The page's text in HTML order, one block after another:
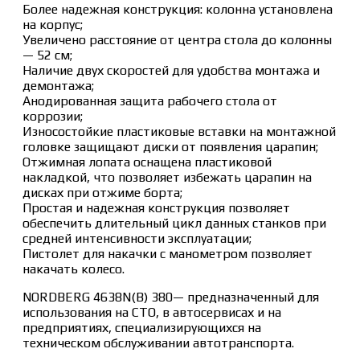
Более надежная конструкция: колонна установлена
на корпус;
Увеличено расстояние от центра стола до колонны
— 52 см;
Наличие двух скоростей для удобства монтажа и
демонтажа;
Анодированная защита рабочего стола от
коррозии;
Износостойкие пластиковые вставки на монтажной
головке защищают диски от появления царапин;
Отжимная лопата оснащена пластиковой
накладкой, что позволяет избежать царапин на
дисках при отжиме борта;
Простая и надежная конструкция позволяет
обеспечить длительный цикл данных станков при
средней интенсивности эксплуатации;
Пистолет для накачки с манометром позволяет
накачать колесо.
NORDBERG 4638N(B) 380— предназначенный для
использования на СТО, в автосервисах и на
предприятиях, специализирующихся на
техническом обслуживании автотранспорта.